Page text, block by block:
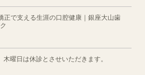
正で支える生涯の口腔健康｜銀座大山歯
曜日は休診とさせいただきます。